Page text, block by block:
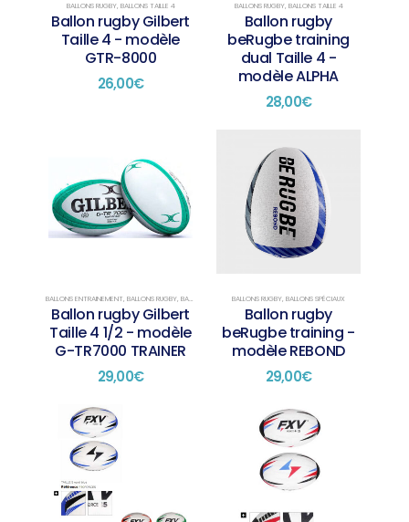
BALLONS RUGBY, BALLONS TAILLE 4
Ballon rugby Gilbert
Taille 4 - modèle
GTR-8000
26,00€
BALLONS RUGBY, BALLONS TAILLE 4
Ballon rugby
beRugbe training
dual Taille 4 -
modèle ALPHA
28,00€
BALLONS ENTRAINEMENT, BALLONS RUGBY, BALLONS SPÉCIAUX
Ballon rugby Gilbert
Taille 4 1/2 - modèle
G-TR7000 TRAINER
29,00€
BALLONS RUGBY, BALLONS SPÉCIAUX
Ballon rugby
beRugbe training -
modèle REBOND
29,00€